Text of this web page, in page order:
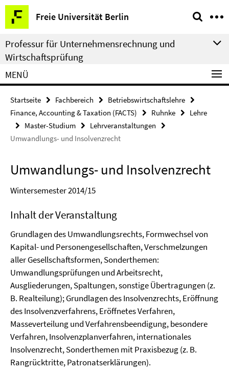
Springe
direkt
zu
Inhalt
Freie Universität Berlin
Service-
Navigation
Professur für Unternehmensrechnung und
Wirtschaftsprüfung
MENÜ
Startseite Fachbereich
Betriebswirtschaftslehre
Finance, Accounting & Taxation (FACTS)
Ruhnke
Lehre
Master-Studium
Lehrveranstaltungen
Umwandlungs- und Insolvenzrecht
Umwandlungs- und Insolvenzrecht
Wintersemester 2014/15
Inhalt der Veranstaltung
Grundlagen des Umwandlungsrechts, Formwechsel von
Kapital- und Personengesellschaften, Verschmelzungen
aller Gesellschaftsformen, Sonderthemen:
Umwandlungsprüfungen und Arbeitsrecht,
Ausgliederungen, Spaltungen, sonstige Übertragungen (z.
B. Realteilung); Grundlagen des Insolvenzrechts, Eröffnung
des Insolvenzverfahrens, Eröffnetes Verfahren,
Masseverteilung und Verfahrensbeendigung, besondere
Verfahren, Insolvenzplanverfahren, internationales
Insolvenzrecht, Sonderthemen mit Praxisbezug (z. B.
Rangrücktritte, Patronatserklärungen).